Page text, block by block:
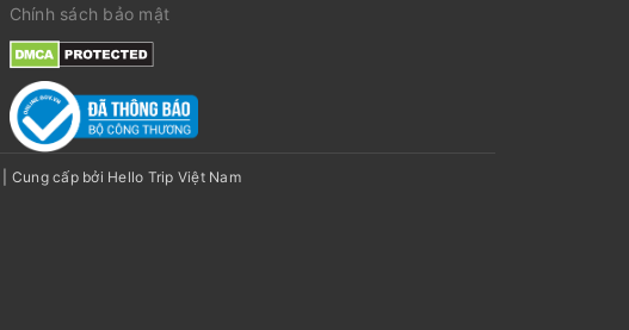
Chính sách bảo mật
Cung cấp bởi Hello Trip Việt Nam